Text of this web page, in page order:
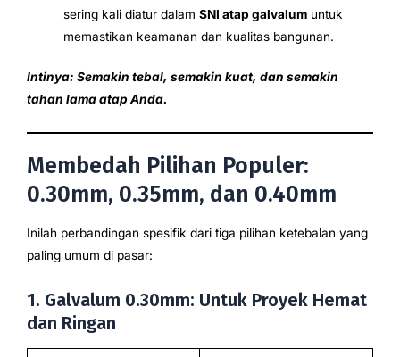
sering kali diatur dalamSNI atap galvalum untuk
memastikan keamanan dan kualitas bangunan.
Intinya: Semakin tebal, semakin kuat, dan semakin
tahan lama atap Anda.
Membedah Pilihan Populer:
0.30mm, 0.35mm, dan 0.40mm
Inilah perbandingan spesifik dari tiga pilihan ketebalan yang
paling umum di pasar:
1. Galvalum 0.30mm: Untuk Proyek Hemat
dan Ringan